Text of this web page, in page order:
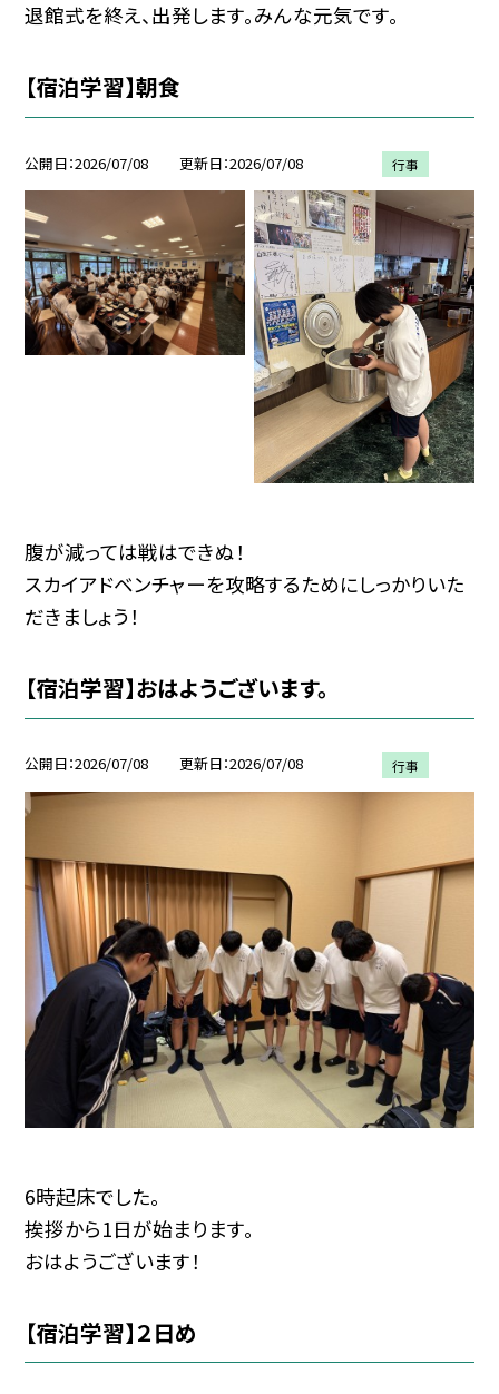
退館式を終え、出発します。みんな元気です。
【宿泊学習】朝食
公開日 2026/07/08 更新日 2026/07/08 行事
腹が減っては戦はできぬ！
スカイアドベンチャーを攻略するためにしっかりいた
だきましょう！
【宿泊学習】おはようございます。
公開日 2026/07/08 更新日 2026/07/08 行事
6時起床でした。
挨拶から1日が始まります。
おはようございます！
【宿泊学習】２日め